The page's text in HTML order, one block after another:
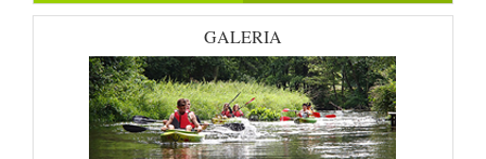
GALERIA